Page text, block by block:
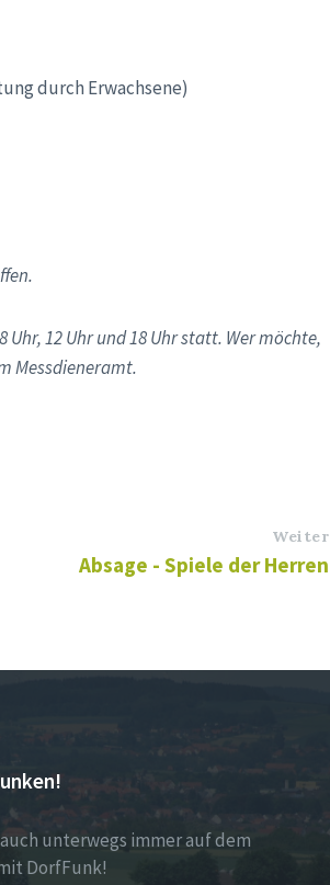
durch Erwachsene)
12 Uhr und 18 Uhr statt. Wer möchte,
Messdieneramt.
Weiter
Absage - Spiele der Herren
unterwegs immer auf dem
DorfFunk!